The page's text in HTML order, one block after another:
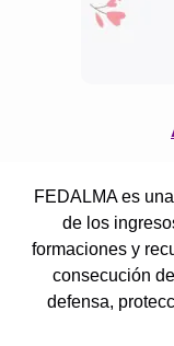
FEDALMA es
de los
formaciones y
consecución
defensa,